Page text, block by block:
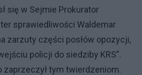
się w Sejmie Prokurator
sprawiedliwości Waldemar
zarzuty części posłów opozycji,
policji do siedziby KRS”.
zaprzeczył tym twierdzeniom.